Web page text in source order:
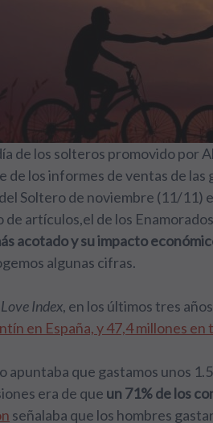
de los solteros promovido por
de los informes de ventas de las
Soltero de noviembre (11/11)
artículos,el de los
acotado y su impacto
algunas cifras.
Index, en los últimos tres
en España, y 47,4 millones
apuntaba que gastamos unos
era de que un 71% de los
señalaba que los hombres